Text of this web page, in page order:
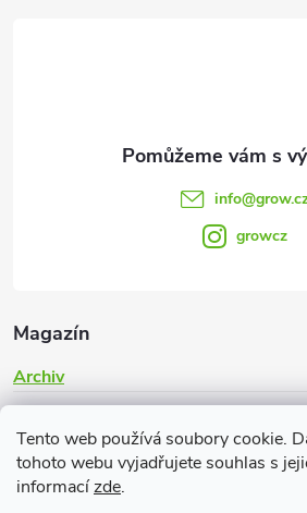
Tento web používá soubory cookie.
tohoto webu vyjadřujete souhlas s
informacízde.
Magazín
Archiv
info@
growcz